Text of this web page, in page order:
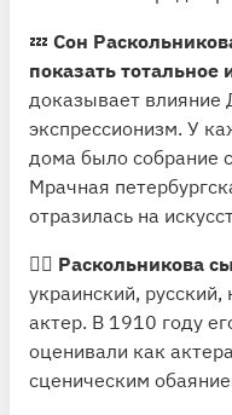
💤 Сон
показать
доказывает влияние
экспрессионизм. У
дома было собрание
Мрачная
отразилась на
👱‍♂️ Раскольникова
украинский,
актер. В 1910 году
оценивали как
сценическим